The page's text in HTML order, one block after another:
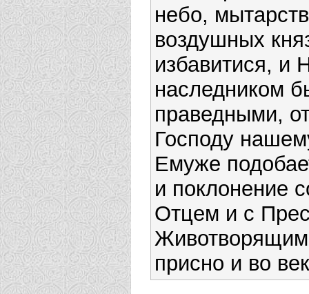
небо,
воздушных
избавитися, и
наследником
праведными,
Господу
Емуже
и поклонение
Отцем и с
присно и во